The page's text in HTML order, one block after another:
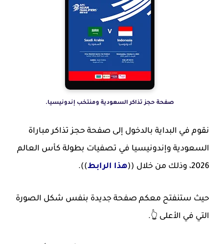
صفحة حجز تذاكر السعودية ومنتخب إندونيسيا.
نقوم في البداية بالدخول إلى صفحة حجز تذاكر مباراة
السعودية وإندونيسيا في تصفيات بطولة كأس العالم
2026، وذلك من خلال ((
هذا الرابط)).
حيث ستنفتح معكم صفحة جديدة بنفس شكل الصورة
التي في الأعلى 👆.